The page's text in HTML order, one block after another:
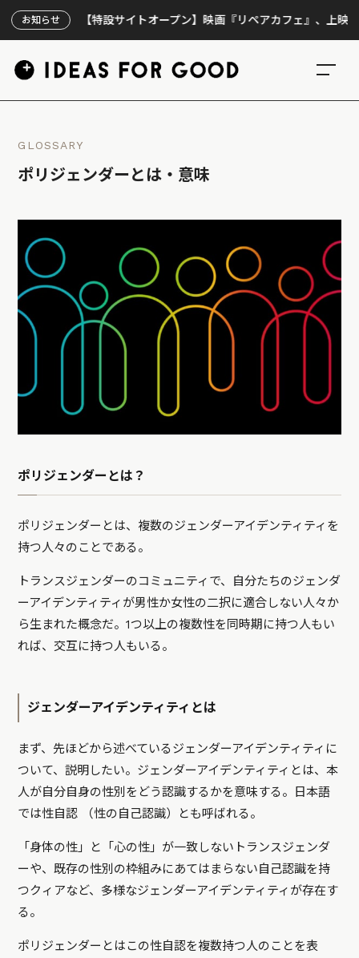
お知らせ
【特設サイトオープン】映画『リペアカフェ』、上映300回の
GLOSSARY
ポリジェンダーとは・意味
ポリジェンダーとは？
ポリジェンダーとは、複数のジェンダーアイデンティティを
持つ人々のことである。
トランスジェンダーのコミュニティで、自分たちのジェンダ
ーアイデンティティが男性か女性の二択に適合しない人々か
ら生まれた概念だ。1つ以上の複数性を同時期に持つ人もい
れば、交互に持つ人もいる。
ジェンダーアイデンティティとは
まず、先ほどから述べているジェンダーアイデンティティに
ついて、説明したい。ジェンダーアイデンティティとは、本
人が自分自身の性別をどう認識するかを意味する。日本語
では性自認 （性の自己認識）とも呼ばれる。
「身体の性」と「心の性」が一致しないトランスジェンダ
ーや、既存の性別の枠組みにあてはまらない自己認識を持
つクィアなど、多様なジェンダーアイデンティティが存在す
る。
ポリジェンダーとはこの性自認を複数持つ人のことを表